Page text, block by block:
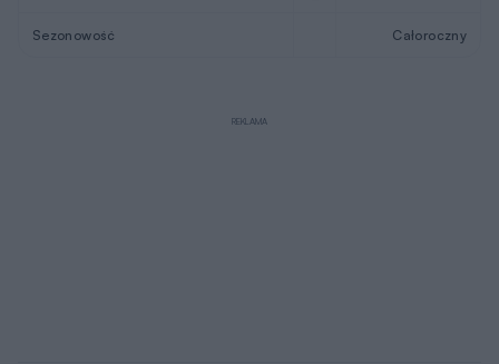
Sezonowość Całoroczny
REKLAMA